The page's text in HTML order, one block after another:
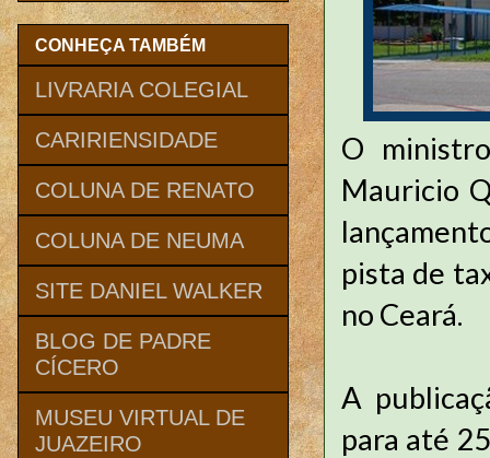
O
Mauricio
pista de
no Ceará.
A
para até
CONHEÇA TAMBÉM
LIVRARIA COLEGIAL
CARIRIENSIDADE
COLUNA DE RENATO
COLUNA DE NEUMA
SITE DANIEL WALKER
BLOG DE PADRE
CÍCERO
MUSEU VIRTUAL DE
JUAZEIRO